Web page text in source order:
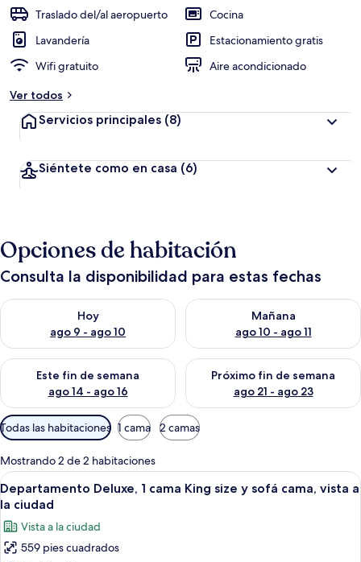
Traslado del/al aeropuerto
Cocina
Lavandería
Estacionamiento gratis
Wifi gratuito
Aire acondicionado
Ver todos
Servicios principales (8)
Siéntete como en casa (6)
Opciones de habitación
Consulta la disponibilidad para estas fechas
Hoy
ago 9 - ago 10
Consulta la disponibilidad para hoy ago 9 - ago 10
Mañana
ago 10 - ago 11
Consulta la disponibilidad
Este fin de semana
ago 14 - ago 16
Consulta la disponibilidad para este fin de semana ago 14 -
Próximo fin de semana
ago 21 - ago 23
Consulta la disponibilidad
Filtros
disponibles
para
las
habitaciones
Todas las habitaciones 1 cama 2 camas
Mostrando 2 de 2 habitaciones
Abrir
todas
las
fotos
de
Una sala de estar moderna con
25
Departamento Deluxe, 1 cama King size y sofá cama, vista a
la ciudad
Vista a la ciudad
559 pies cuadrados